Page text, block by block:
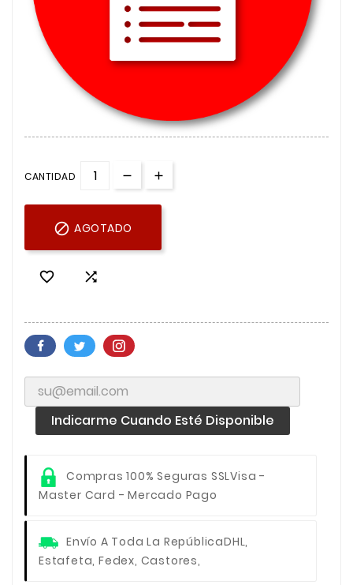
CANTIDAD
 AGOTADO
 
Indicarme Cuando Esté Disponible
Compras 100% Seguras SSLVisa -
Master Card - Mercado Pago
Envío A Toda La RepúblicaDHL,
Estafeta, Fedex, Castores,